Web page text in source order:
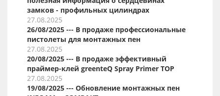
замков - профильных цилиндрах
27.08.2025
26/08/2025 --- В продаже профессиональные
пистолеты для монтажных пен
27.08.2025
20/08/2025 --- В продаже эффективный
праймер-клей greenteQ Spray Primer TOP
27.08.2025
19/08/2025 --- Обновление монтажных пен